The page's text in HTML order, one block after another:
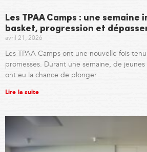
Les TPAA Camps : une
basket, progression et
avril 21, 2026
Les TPAA Camps ont une nouvelle fois
promesses. Durant une semaine, de
ont eu la chance de plonger
Lire la suite